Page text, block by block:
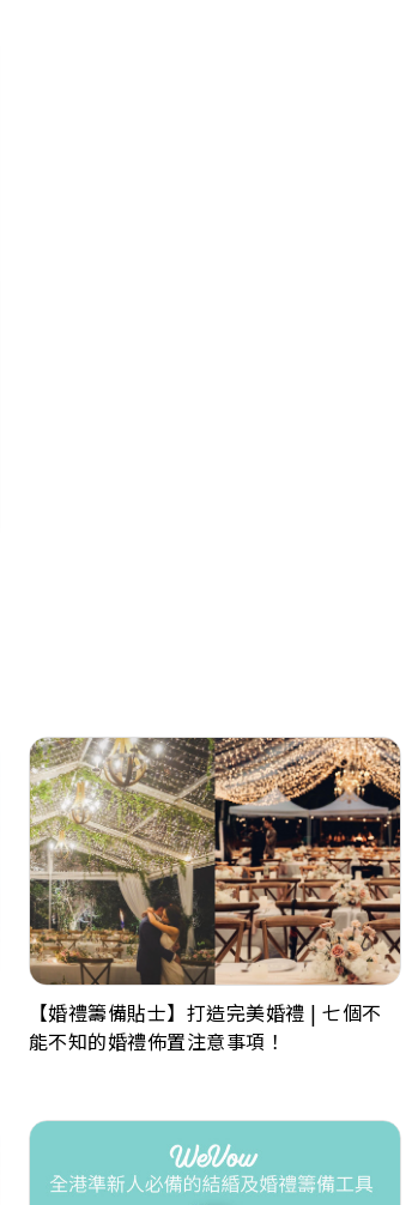
【婚禮籌備貼士】打造完美婚禮 | 七個不
能不知的婚禮佈置注意事項！